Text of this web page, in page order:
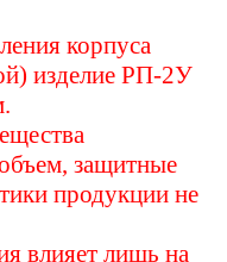
корпуса
изделие РП-2У
защитные
продукции не
влияет лишь на